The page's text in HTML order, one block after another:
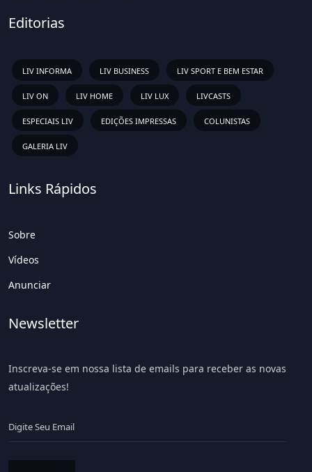
Editorias
LIV INFORMA LIV BUSINESS LIV SPORT E BEM ESTAR
LIV ON LIV HOME LIV LUX LIVCASTS
ESPECIAIS LIV EDIÇÕES IMPRESSAS COLUNISTAS
GALERIA LIV
Links Rápidos
Sobre
Vídeos
Anunciar
Newsletter
Inscreva-se em nossa lista de emails para receber as novas
atualizações!